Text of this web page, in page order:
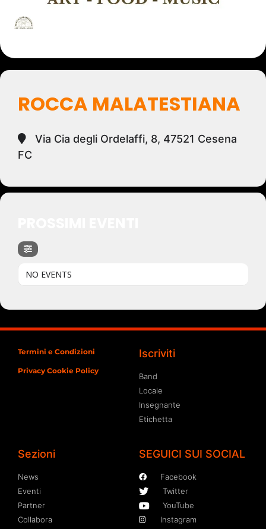
ROCCA MALATESTIANA
Via Cia degli Ordelaffi, 8, 47521 Cesena
FC
NO EVENTS
Termini e Condizioni
Privacy Cookie Policy
Iscriviti
Band
Locale
Insegnante
Etichetta
Sezioni
News
Eventi
Partner
Collabora
SEGUICI SUI SOCIAL
Facebook
Twitter
YouTube
Instagram